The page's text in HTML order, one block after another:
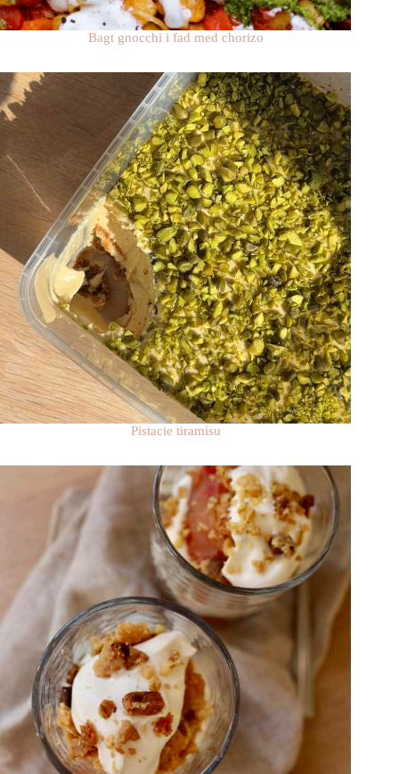
Bagt gnocchi i fad med chorizo
Pistacie tiramisu